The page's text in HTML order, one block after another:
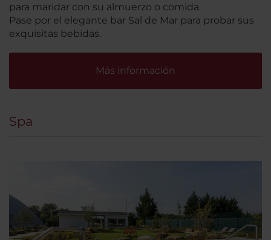
para maridar con su almuerzo o comida.
Pase por el elegante bar Sal de Mar para probar sus
exquisitas bebidas.
Más información
Spa